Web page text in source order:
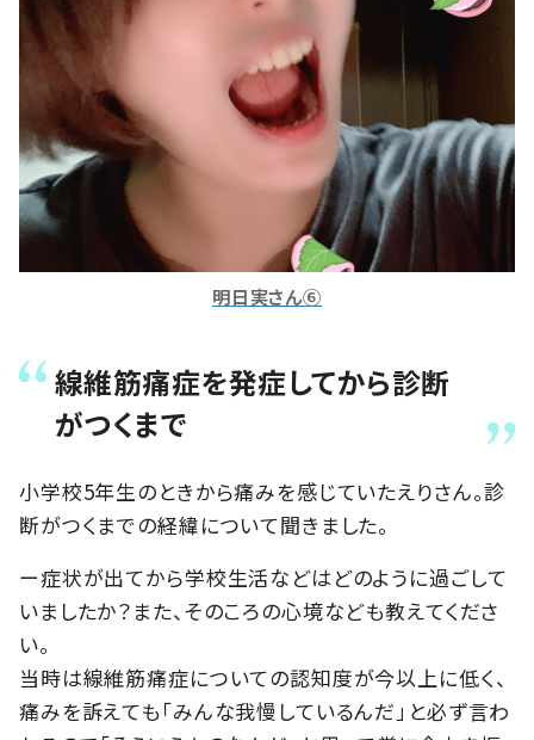
明日実さん⑥
線維筋痛症を発症してから診断
がつくまで
小学校5年生のときから痛みを感じていたえりさん。診
断がつくまでの経緯について聞きました。
ー症状が出てから学校生活などはどのように過ごして
いましたか？また、そのころの心境なども教えてくださ
い。
当時は線維筋痛症についての認知度が今以上に低く、
痛みを訴えても「みんな我慢しているんだ」と必ず言わ